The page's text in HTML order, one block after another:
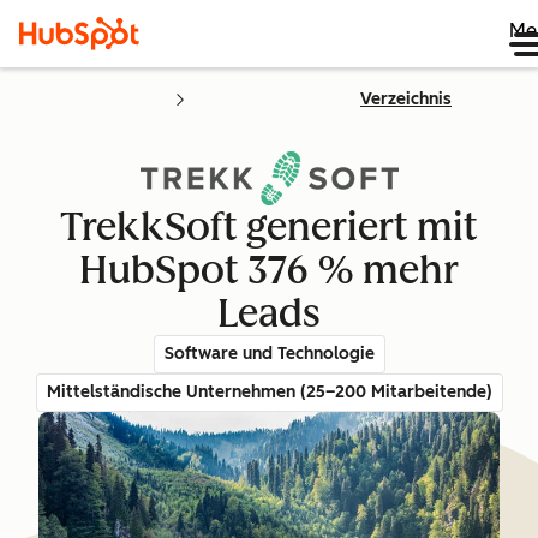
Verzeichnis
TrekkSoft generiert mit
HubSpot 376 % mehr
Leads
Software und Technologie
Mittelständische Unternehmen (25–200 Mitarbeitende)